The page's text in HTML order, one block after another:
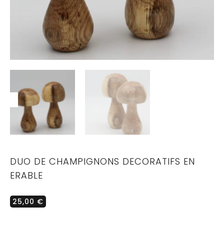
DUO DE CHAMPIGNONS DECORATIFS EN
ERABLE
25,00 €